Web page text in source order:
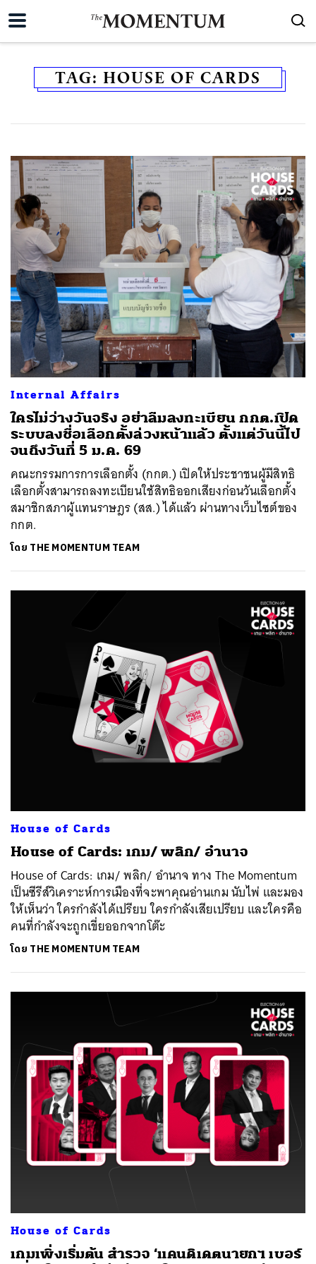
TAG: HOUSE OF CARDS
Internal Affairs
ใครไม่ว่างวันจริง อย่าลืมลงทะเบียน กกต.เปิด
ระบบลงชื่อเลือกตั้งล่วงหน้าแล้ว ตั้งแต่วันนี้ไป
จนถึงวันที่ 5 ม.ค. 69
คณะกรรมการการเลือกตั้ง (กกต.) เปิดให้ประชาชนผู้มีสิทธิ
เลือกตั้งสามารถลงทะเบียนใช้สิทธิออกเสียงก่อนวันเลือกตั้ง
สมาชิกสภาผู้แทนราษฎร (สส.) ได้แล้ว ผ่านทางเว็บไซต์ของ
กกต.
โดย THE MOMENTUM TEAM
House of Cards
House of Cards: เกม/ พลิก/ อำนาจ
House of Cards: เกม/ พลิก/ อำนาจ ทาง The Momentum
เป็นซีรีส์วิเคราะห์การเมืองที่จะพาคุณอ่านเกม นับไพ่ และมอง
ให้เห็นว่า ใครกำลังได้เปรียบ ใครกำลังเสียเปรียบ และใครคือ
คนที่กำลังจะถูกเขี่ยออกจากโต๊ะ
โดย THE MOMENTUM TEAM
House of Cards
เกมเพิ่งเริ่มต้น สำรวจ ‘แคนดิเดตนายกฯ เบอร์